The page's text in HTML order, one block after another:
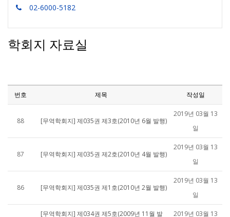
02-6000-5182
학회지 자료실
번호 제목 작성일
88 [무역학회지] 제035권 제3호(2010년 6월 발행)
2019년 03월 13
일
87 [무역학회지] 제035권 제2호(2010년 4월 발행)
2019년 03월 13
일
86 [무역학회지] 제035권 제1호(2010년 2월 발행)
2019년 03월 13
일
[무역학회지] 제034권 제5호(2009년 11월 발
2019년 03월 13